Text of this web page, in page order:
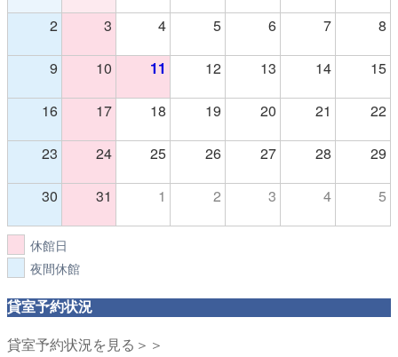
2 3 4 5 6 7 8
9 10 11 12 13 14 15
16 17 18 19 20 21 22
23 24 25 26 27 28 29
30 31 1 2 3 4 5
休館日
夜間休館
貸室予約状況
貸室予約状況を見る＞＞